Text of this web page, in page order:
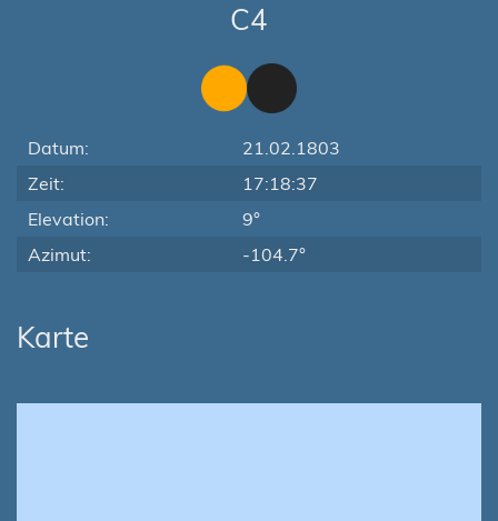
C4
Datum:
21.02.1803
Zeit:
17:18:37
Elevation:
9°
Azimut:
-104.7°
Karte